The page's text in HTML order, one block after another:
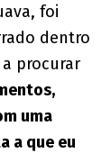
foi
dentro
procurar
uma
a que eu